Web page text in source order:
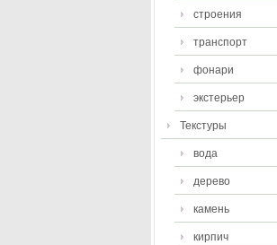
строения
транспорт
фонари
экстерьер
Текстуры
вода
дерево
камень
кирпич